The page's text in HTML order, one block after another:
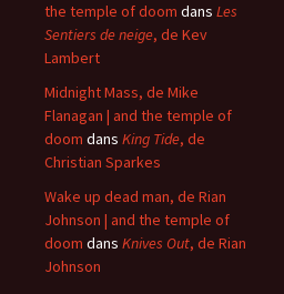
the temple of doom dans Les
Sentiers de neige, de Kev
Lambert
Midnight Mass, de Mike
Flanagan | and the temple of
doom dans King Tide, de
Christian Sparkes
Wake up dead man, de Rian
Johnson | and the temple of
doom dans Knives Out, de Rian
Johnson